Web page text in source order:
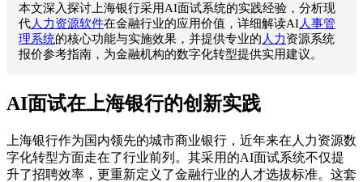
本文深入探讨上海银行采用AI面试系统的实践经验，分析现
代人力资源软件在金融行业的应用价值，详细解读AI人事管
理系统的核心功能与实施效果，并提供专业的 人力资源系统
报价参考指南，为金融机构的数字化转型提供实用建议。
AI面试在上海银行的创新实践
上海银行作为国内领先的城市商业银行，近年来在人力资源数
字化转型方面走在了行业前列。其采用的AI面试系统不仅提
升了招聘效率，更重新定义了金融行业的人才选拔标准。这套